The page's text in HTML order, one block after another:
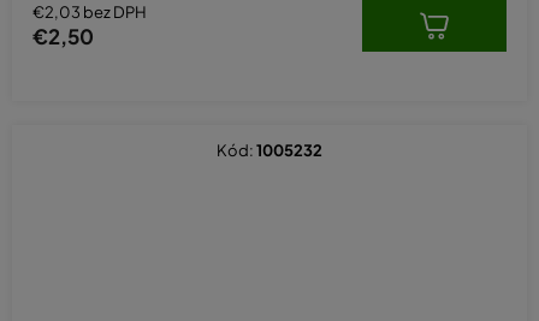
€2,03 bez DPH
€2,50
Kód:1005232